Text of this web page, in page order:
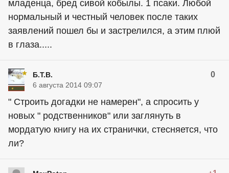
младенца, бред сивой кобылы. 1 псаки. Любой
нормальный и честный человек после таких
заявлений пошел бы и застрелился, а этим плюй
в глаза.....
Б.Т.В. 0
6 августа 2014 09:07
" Строить догадки не намерен", а спросить у
новых " родственников" или заглянуть в
мордатую книгу на их странички, стесняется, что
ли?